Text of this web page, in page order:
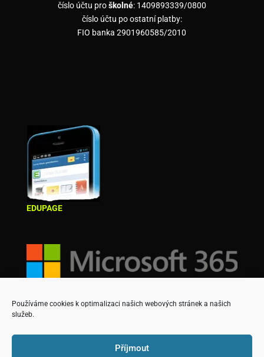
Používáme cookies k optimalizaci našich webových stránek a našich
služeb.
Příjmout
číslo účtu proškolné: 1409893339/0800
číslo účtu po ostatní platby:
FIO banka 2901960585/2010
EDUPAGE